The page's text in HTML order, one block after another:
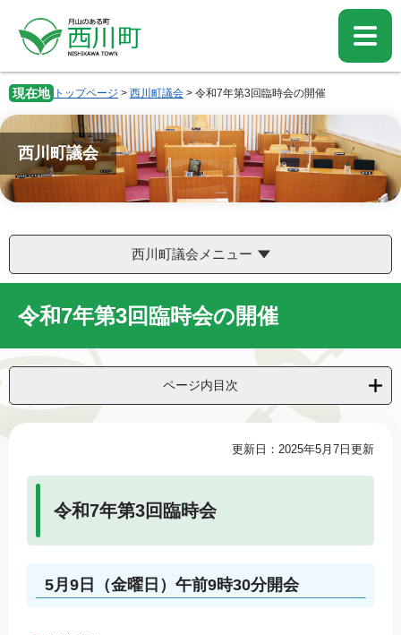
先
頭
で
を
飛
ば
本
文
現在地 トップページ > 西川町議会 > 令和7年第3回臨時会の開催
西川町議会
西川町議会メニュー
令和7年第3回臨時会の開催
ページ内目次
更新日：2025年5月7日更新
令和7年第3回臨時会
5月9日（金曜日）午前9時30分開会